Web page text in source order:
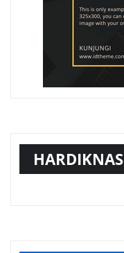
HARDIKNAS